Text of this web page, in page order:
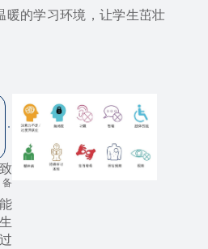
暖的学习环境，让学生茁壮
备